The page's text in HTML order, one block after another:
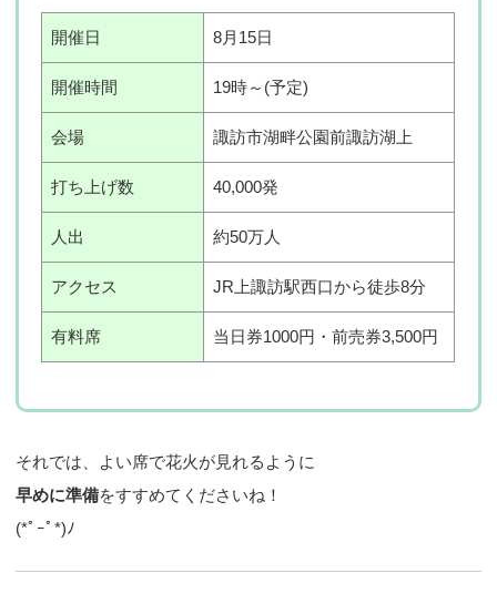
開催日 8月15日
開催時間 19時～(予定)
会場 諏訪市湖畔公園前諏訪湖上
打ち上げ数 40,000発
人出 約50万人
アクセス JR上諏訪駅西口から徒歩8分
有料席 当日券1000円・前売券3,500円
それでは、よい席で花火が見れるように
早めに準備をすすめてくださいね！
(*ﾟｰﾟ*)ﾉ